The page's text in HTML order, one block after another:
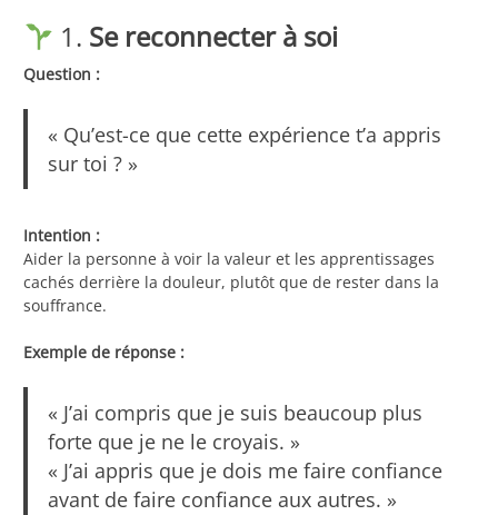
1. Se reconnecter à soi
Question :
« Qu’est-ce que cette expérience t’a appris
sur toi ? »
Intention :
Aider la personne à voir la valeur et les apprentissages
cachés derrière la douleur, plutôt que de rester dans la
souffrance.
Exemple de réponse :
« J’ai compris que je suis beaucoup plus
forte que je ne le croyais. »
« J’ai appris que je dois me faire confiance
avant de faire confiance aux autres. »